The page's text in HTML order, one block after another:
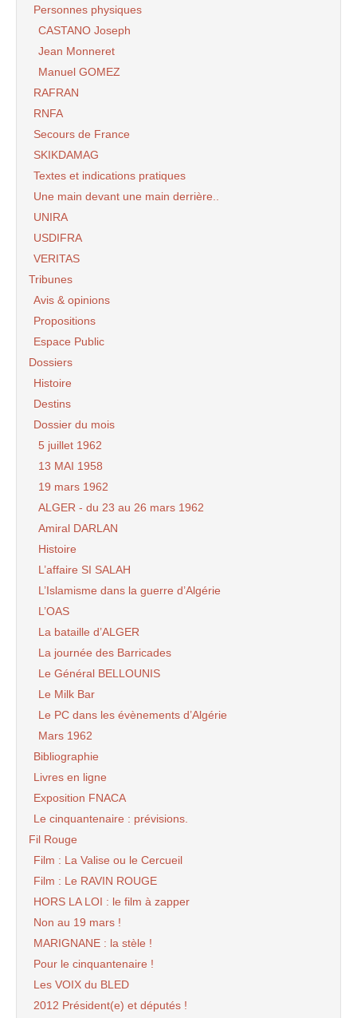
Personnes physiques
CASTANO Joseph
Jean Monneret
Manuel GOMEZ
RAFRAN
RNFA
Secours de France
SKIKDAMAG
Textes et indications pratiques
Une main devant une main derrière..
UNIRA
USDIFRA
VERITAS
Tribunes
Avis & opinions
Propositions
Espace Public
Dossiers
Histoire
Destins
Dossier du mois
5 juillet 1962
13 MAI 1958
19 mars 1962
ALGER - du 23 au 26 mars 1962
Amiral DARLAN
Histoire
L’affaire SI SALAH
L’Islamisme dans la guerre d’Algérie
L’OAS
La bataille d’ALGER
La journée des Barricades
Le Général BELLOUNIS
Le Milk Bar
Le PC dans les évènements d’Algérie
Mars 1962
Bibliographie
Livres en ligne
Exposition FNACA
Le cinquantenaire : prévisions.
Fil Rouge
Film : La Valise ou le Cercueil
Film : Le RAVIN ROUGE
HORS LA LOI : le film à zapper
Non au 19 mars !
MARIGNANE : la stèle !
Pour le cinquantenaire !
Les VOIX du BLED
2012 Président(e) et députés !